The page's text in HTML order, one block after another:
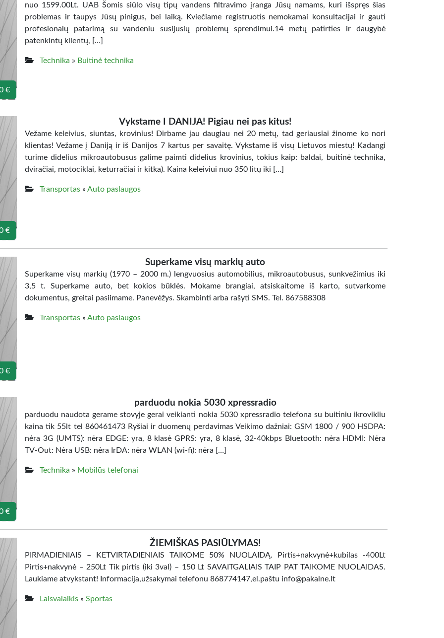
€
nuo 1599.00Lt. UAB Šomis siūlo visų tipų vandens filtravimo įranga Jūsų namams, kuri išspręs šias
problemas ir taupys Jūsų pinigus, bei laiką. Kviečiame registruotis nemokamai konsultacijai ir gauti
profesionalų patarimą su vandeniu susijusių problemų sprendimui.14 metų patirties ir daugybė
patenkintų klientų, […]
Technika » Buitinė technika
€
Vykstame I DANIJA! Pigiau nei pas kitus!
Vežame keleivius, siuntas, krovinius! Dirbame jau daugiau nei 20 metų, tad geriausiai žinome ko nori
klientas! Vežame į Daniją ir iš Danijos 7 kartus per savaitę. Vykstame iš visų Lietuvos miestų! Kadangi
turime didelius mikroautobusus galime paimti didelius krovinius, tokius kaip: baldai, buitinė technika,
dviračiai, motociklai, keturračiai ir kitka). Kaina keleiviui nuo 350 litų iki […]
Transportas » Auto paslaugos
€
Superkame visų markių auto
Superkame visų markių (1970 – 2000 m.) lengvuosius automobilius, mikroautobusus, sunkvežimius iki
3,5 t. Superkame auto, bet kokios būklės. Mokame brangiai, atsiskaitome iš karto, sutvarkome
dokumentus, greitai pasiimame. Panevėžys. Skambinti arba rašyti SMS. Tel. 867588308
Transportas » Auto paslaugos
€
parduodu nokia 5030 xpressradio
parduodu naudota gerame stovyje gerai veikianti nokia 5030 xpressradio telefona su buitiniu ikrovikliu
kaina tik 55lt tel 860461473 Ryšiai ir duomenų perdavimas Veikimo dažniai: GSM 1800 / 900 HSDPA:
nėra 3G (UMTS): nėra EDGE: yra, 8 klasė GPRS: yra, 8 klasė, 32-40kbps Bluetooth: nėra HDMI: Nėra
TV-Out: Nėra USB: nėra IrDA: nėra WLAN (wi-fi): nėra […]
Technika » Mobilūs telefonai
ŽIEMIŠKAS PASIŪLYMAS!
PIRMADIENIAIS – KETVIRTADIENIAIS TAIKOME 50% NUOLAIDĄ. Pirtis+nakvynė+kubilas -400Lt
Pirtis+nakvynė – 250Lt Tik pirtis (iki 3val) – 150 Lt SAVAITGALIAIS TAIP PAT TAIKOME NUOLAIDAS.
Laukiame atvykstant! Informacija,užsakymai telefonu 868774147,el.paštu info@pakalne.lt
Laisvalaikis » Sportas